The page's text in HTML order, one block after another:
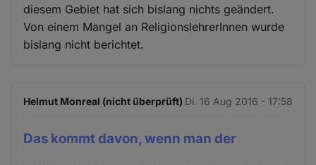
diesem Gebiet hat sich bislang nichts geändert.
Von einem Mangel an ReligionslehrerInnen wurde
bislang nicht berichtet.
Helmut Monreal (nicht überprüft) Di. 16 Aug 2016 - 17:58
Das kommt davon, wenn man der